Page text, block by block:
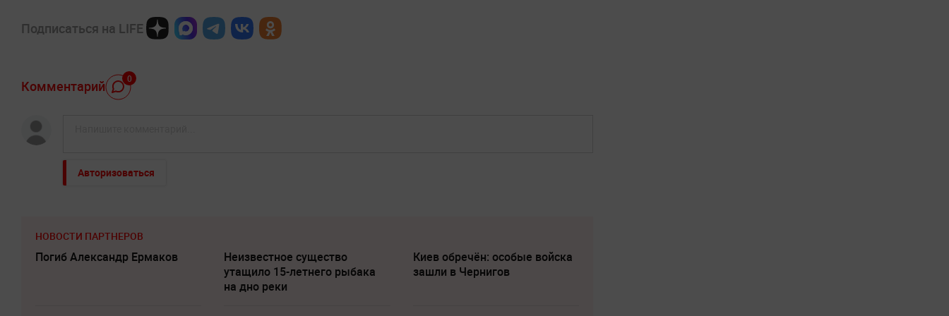
Подписаться на LIFE
Комментарий 0
Авторизоваться
НОВОСТИ ПАРТНЕРОВ
Погиб Александр Ермаков
Неизвестное существо
утащило 15-летнего рыбака
на дно реки
Киев обречён: особые войска
зашли в Чернигов